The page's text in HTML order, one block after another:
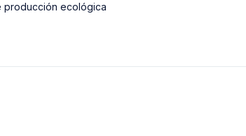
producción ecológica